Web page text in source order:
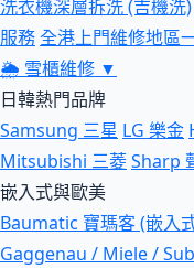
洗衣機深層拆洗 (吉機洗)
服務全港上門維修地區
🌦 雪櫃維修 ▼
日韓熱門品牌
Samsung 三星 LG 樂金
Mitsubishi 三菱Sharp
嵌入式與歐美
Baumatic 寶瑪客 (嵌入
Gaggenau / Miele /